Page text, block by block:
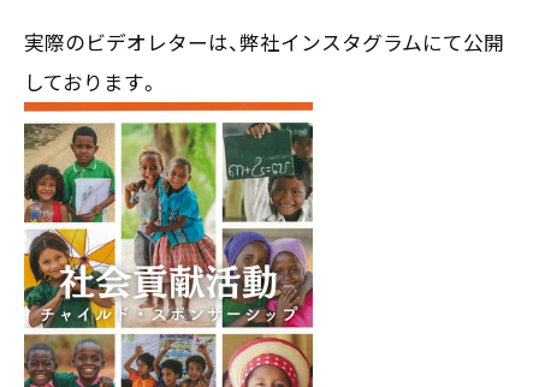
実際のビデオレターは、弊社インスタグラムにて公開
しております。